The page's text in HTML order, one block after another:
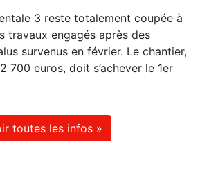
3 reste totalement coupée à
travaux engagés après des
survenus en février. Le chantier,
700 euros, doit s’achever le 1er
toutes les infos »